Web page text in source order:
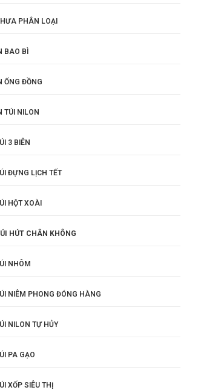
PHÂN LOẠI
BAO BÌ
ỐNG ĐỒNG
TÚI NILON
3 BIÊN
ĐỰNG LỊCH TẾT
HỘT XOÀI
HÚT CHÂN KHÔNG
NHÔM
NIÊM PHONG ĐÓNG HÀNG
NILON TỰ HỦY
PA GẠO
XỐP SIÊU THỊ